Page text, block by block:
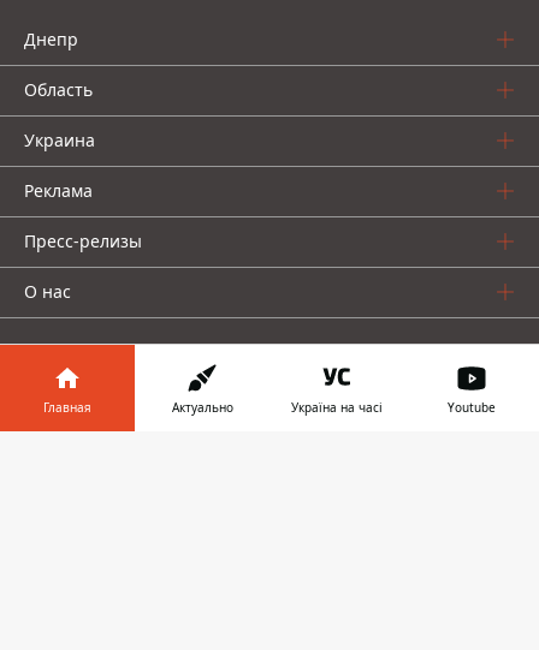
Днепр
Область
Украина
Реклама
Пресс-релизы
О нас
Главная Актуально Україна на часі Youtube